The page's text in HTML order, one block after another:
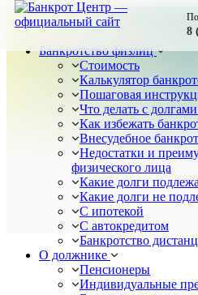
8
Банкротство физлиц
Стоимость
Калькулятор
Пошаговая
Что делать с
Как избежать
Внесудебное
Недостатки и
физического лица
Какие долги
Какие долги не
С ипотекой
С автокредитом
Банкротство
О должнике
Пенсионеры
Индивидуальные